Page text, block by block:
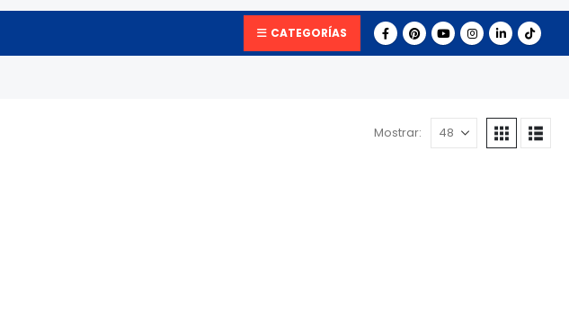
CATEGORÍAS
Mostrar: